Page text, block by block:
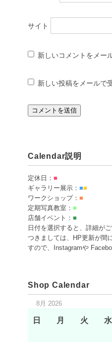
サイト
新しいコメントをメー
新しい投稿をメールで
Calendar説明
定休日： ■
ギャラリー展示： ■■
ワークショップ： ■
定期写真教室： ■
店舗イベント： ■
日付を選択すると、詳細が
つきましては、HP更新が間
すので、Instagramや
Shop Calendar
8月 2026
日 月 火 水